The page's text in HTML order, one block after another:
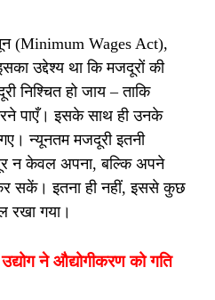
(Minimum Wages Act),
उद्देश्य था कि मजदूरों की
निश्चित हो जाय – ताकि
पाएँ। इसके साथ ही उनके
न्यूनतम मजदूरी इतनी
न केवल अपना, बल्कि अपने
कर सकें। इतना ही नहीं, इससे कुछ
रखा गया।
ने औद्योगीकरण को गति